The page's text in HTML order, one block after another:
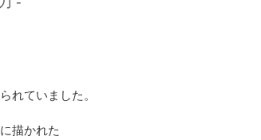
れていました。
描かれた